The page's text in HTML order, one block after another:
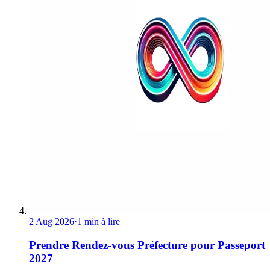
2 Aug 2026·1 min à lire
Prendre Rendez-vous Préfecture pour Passeport
2027